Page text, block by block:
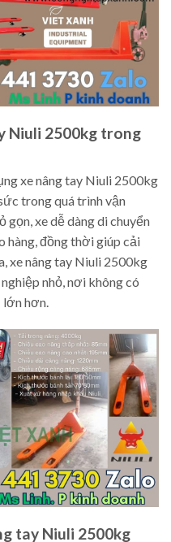
Niuli 2500kg trong
xe nâng tay Niuli 2500kg
trong quá trình vận
gọn, xe dễ dàng di chuyển
hàng, đồng thời giúp cải
xe nâng tay Niuli 2500kg
nhỏ, nơi không có
lớn hơn.
tay Niuli 2500kg